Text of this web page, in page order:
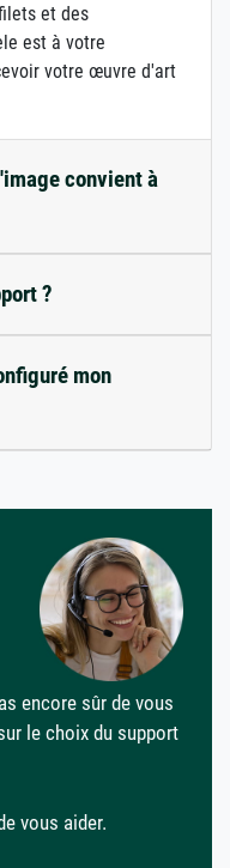
et des
est à votre
votre œuvre d'art
convient à
?
mon
encore sûr de vous
le choix du support
vous aider.